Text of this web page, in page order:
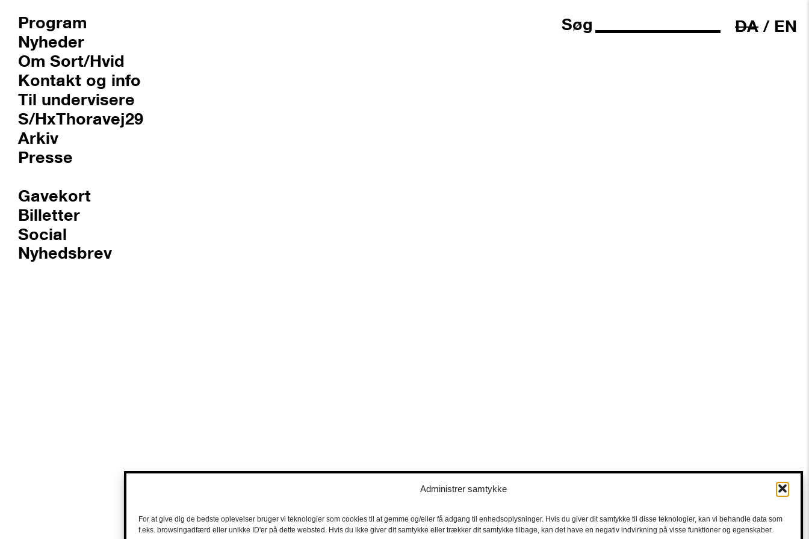
Administrer samtykke
For at give dig de bedste oplevelser bruger vi teknologier som cookies til at gemme og/eller få adgang til enhedsoplysninger. Hvis du giver dit samtykke til disse teknologier, kan vi behandle data som
f.eks. browsingadfærd eller unikke ID'er på dette websted. Hvis du ikke giver dit samtykke eller trækker dit samtykke tilbage, kan det have en negativ indvirkning på visse funktioner og egenskaber.
Program
Nyheder
Om Sort/Hvid
Kontakt og info
Til undervisere
S/HxThoravej29
Arkiv
Presse
Gavekort
Billetter
Social
Nyhedsbrev
Søg DA / EN